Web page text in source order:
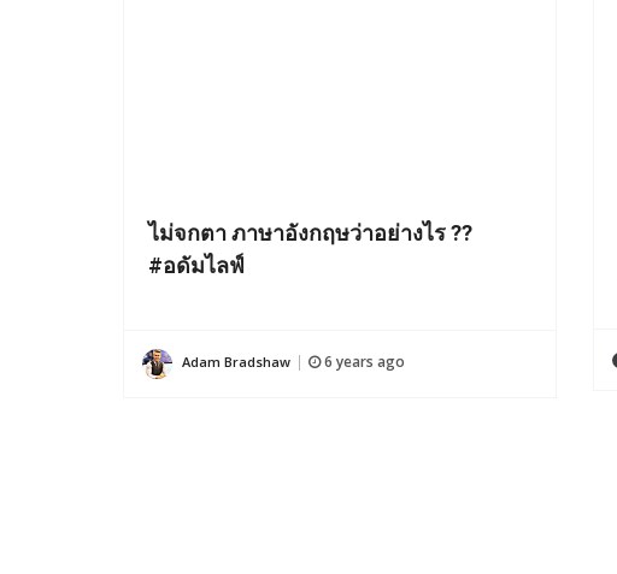
ไม่จกตา ภาษาอังกฤษว่าอย่างไร ??
#อดัมไลฟ์
Adam Bradshaw 6 years ago